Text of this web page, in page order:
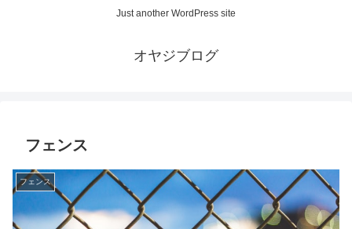
Just another WordPress site
オヤジブログ
フェンス
フェンス